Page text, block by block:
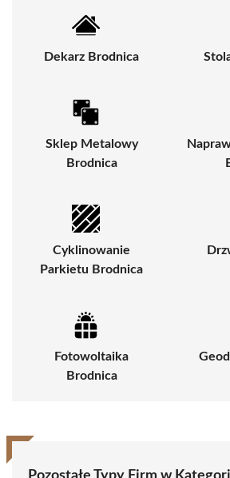
Dekarz Brodnica
Sklep Metalowy
Brodnica
Cyklinowanie
Parkietu Brodnica
Fotowoltaika
Brodnica